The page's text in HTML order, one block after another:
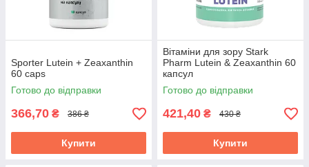
Sporter Lutein + Zeaxanthin
60 caps
Готово до відправки
366,70 ₴ 386 ₴
Купити
Вітаміни для зору Stark
Pharm Lutein & Zeaxanthin 60
капсул
Готово до відправки
421,40 ₴ 430 ₴
Купити